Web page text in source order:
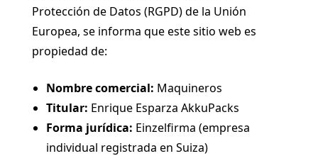
Protección de Datos (RGPD) de la Unión
Europea, se informa que este sitio web es
propiedad de:
Nombre comercial: Maquineros
Titular: Enrique Esparza AkkuPacks
Forma jurídica: Einzelfirma (empresa
individual registrada en Suiza)